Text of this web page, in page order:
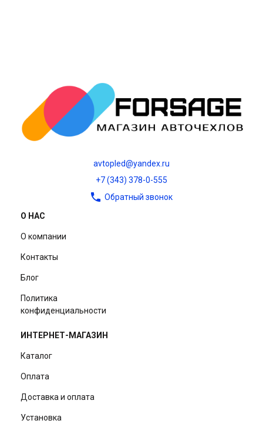
avtopled@yandex.ru
+7 (343) 378-0-555
Обратный звонок
О НАС
О компании
Контакты
Блог
Политика
конфиденциальности
ИНТЕРНЕТ-МАГАЗИН
Каталог
Оплата
Доставка и оплата
Установка